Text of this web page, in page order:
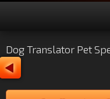
Dog Translator Pet